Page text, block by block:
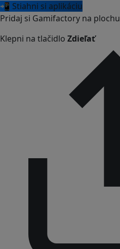
📲 Stiahni si aplikáciu
Pridaj si Gamifactory na plochu
Klepni na tlačidlo Zdieľať